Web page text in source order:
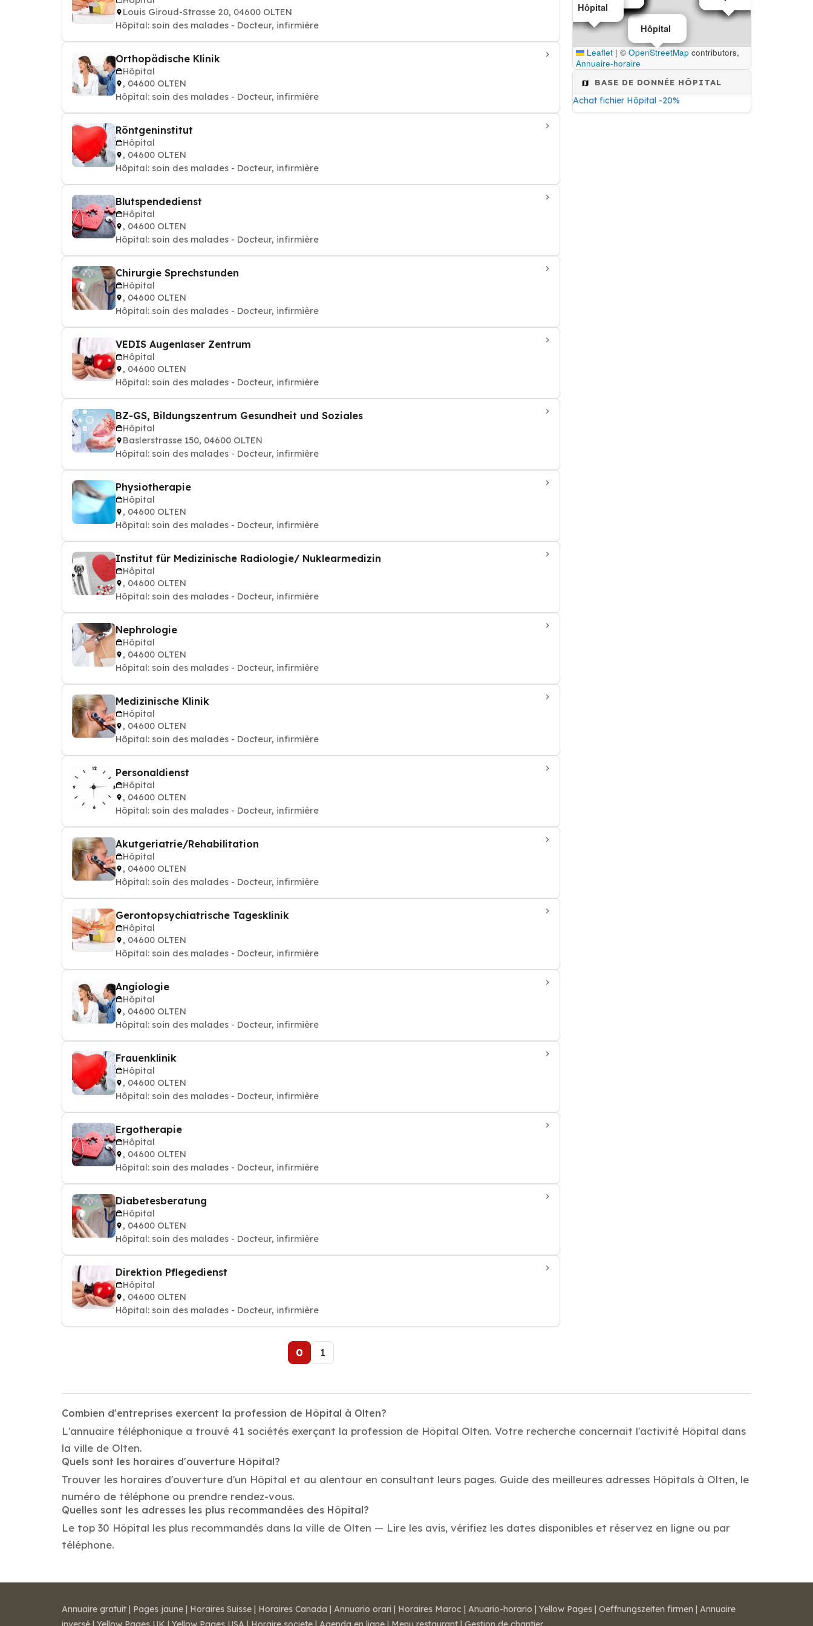
Louis Giroud-Strasse 20, 04600 OLTEN
Hôpital: soin des malades - Docteur, infirmière
Orthopädische Klinik
Hôpital
, 04600 OLTEN
Hôpital: soin des malades - Docteur, infirmière
Röntgeninstitut
Hôpital
, 04600 OLTEN
Hôpital: soin des malades - Docteur, infirmière
Blutspendedienst
Hôpital
, 04600 OLTEN
Hôpital: soin des malades - Docteur, infirmière
Chirurgie Sprechstunden
Hôpital
, 04600 OLTEN
Hôpital: soin des malades - Docteur, infirmière
VEDIS Augenlaser Zentrum
Hôpital
, 04600 OLTEN
Hôpital: soin des malades - Docteur, infirmière
BZ-GS, Bildungszentrum Gesundheit und Soziales
Hôpital
Baslerstrasse 150, 04600 OLTEN
Hôpital: soin des malades - Docteur, infirmière
Physiotherapie
Hôpital
, 04600 OLTEN
Hôpital: soin des malades - Docteur, infirmière
Institut für Medizinische Radiologie/ Nuklearmedizin
Hôpital
, 04600 OLTEN
Hôpital: soin des malades - Docteur, infirmière
Nephrologie
Hôpital
, 04600 OLTEN
Hôpital: soin des malades - Docteur, infirmière
Medizinische Klinik
Hôpital
, 04600 OLTEN
Hôpital: soin des malades - Docteur, infirmière
Personaldienst
Hôpital
, 04600 OLTEN
Hôpital: soin des malades - Docteur, infirmière
Akutgeriatrie/Rehabilitation
Hôpital
, 04600 OLTEN
Hôpital: soin des malades - Docteur, infirmière
Gerontopsychiatrische Tagesklinik
Hôpital
, 04600 OLTEN
Hôpital: soin des malades - Docteur, infirmière
Angiologie
Hôpital
, 04600 OLTEN
Hôpital: soin des malades - Docteur, infirmière
Frauenklinik
Hôpital
, 04600 OLTEN
Hôpital: soin des malades - Docteur, infirmière
Ergotherapie
Hôpital
, 04600 OLTEN
Hôpital: soin des malades - Docteur, infirmière
Diabetesberatung
Hôpital
, 04600 OLTEN
Hôpital: soin des malades - Docteur, infirmière
Direktion Pflegedienst
Hôpital
, 04600 OLTEN
Hôpital: soin des malades - Docteur, infirmière
0 1
Hôpital
Hôpital
Hôpital
Leaflet | © OpenStreetMap contributors,
Annuaire-horaire
BASE DE DONNÉE HÔPITAL
Achat fichier Hôpital -20%
Combien d'entreprises exercent la profession de Hôpital à Olten?
L'annuaire téléphonique a trouvé 41 sociétés exerçant la profession de Hôpital Olten. Votre recherche concernait l'activité Hôpital dans
la ville de Olten.
Quels sont les horaires d'ouverture Hôpital?
Trouver les horaires d'ouverture d'un Hôpital et au alentour en consultant leurs pages. Guide des meilleures adresses Hôpitals à Olten, le
numéro de téléphone ou prendre rendez-vous.
Quelles sont les adresses les plus recommandées des Hôpital?
Le top 30 Hôpital les plus recommandés dans la ville de Olten — Lire les avis, vérifiez les dates disponibles et réservez en ligne ou par
téléphone.
Annuaire gratuit | Pages jaune | Horaires Suisse | Horaires Canada | Annuario orari | Horaires Maroc | Anuario-horario | Yellow Pages | Oeffnungszeiten firmen | Annuaire